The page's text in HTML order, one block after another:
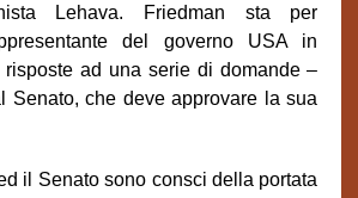
Lehava. Friedman sta per
del governo USA in
risposte ad una serie di domande –
Senato, che deve approvare la sua
il Senato sono consci della portata